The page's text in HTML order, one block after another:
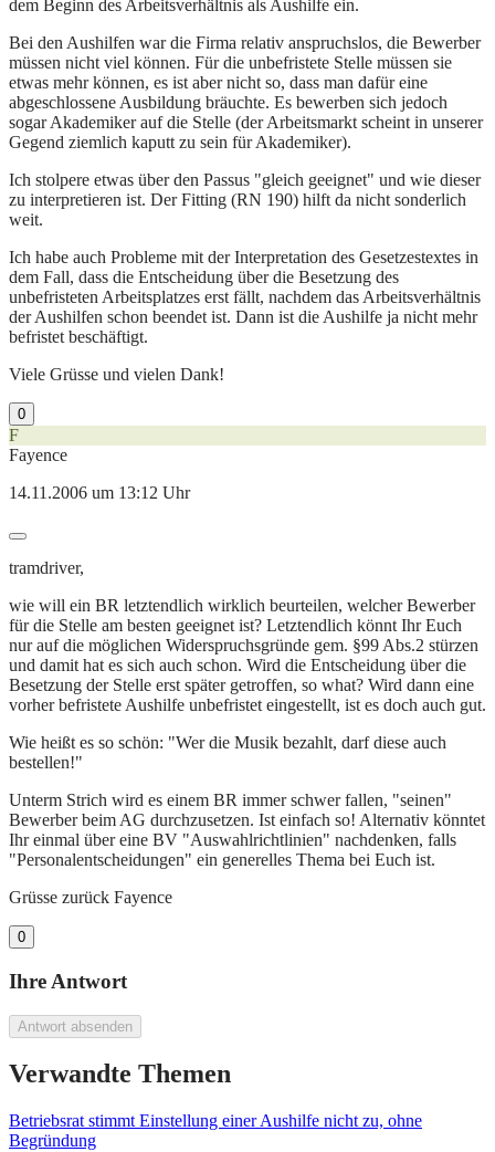
dem Beginn des Arbeitsverhältnis als Aushilfe ein.
Bei den Aushilfen war die Firma relativ anspruchslos, die Bewerber
müssen nicht viel können. Für die unbefristete Stelle müssen sie
etwas mehr können, es ist aber nicht so, dass man dafür eine
abgeschlossene Ausbildung bräuchte. Es bewerben sich jedoch
sogar Akademiker auf die Stelle (der Arbeitsmarkt scheint in unserer
Gegend ziemlich kaputt zu sein für Akademiker).
Ich stolpere etwas über den Passus "gleich geeignet" und wie dieser
zu interpretieren ist. Der Fitting (RN 190) hilft da nicht sonderlich
weit.
Ich habe auch Probleme mit der Interpretation des Gesetzestextes in
dem Fall, dass die Entscheidung über die Besetzung des
unbefristeten Arbeitsplatzes erst fällt, nachdem das Arbeitsverhältnis
der Aushilfen schon beendet ist. Dann ist die Aushilfe ja nicht mehr
befristet beschäftigt.
Viele Grüsse und vielen Dank!
0
F
Fayence
14.11.2006 um 13:12 Uhr
tramdriver,
wie will ein BR letztendlich wirklich beurteilen, welcher Bewerber
für die Stelle am besten geeignet ist? Letztendlich könnt Ihr Euch
nur auf die möglichen Widerspruchsgründe gem. §99 Abs.2 stürzen
und damit hat es sich auch schon. Wird die Entscheidung über die
Besetzung der Stelle erst später getroffen, so what? Wird dann eine
vorher befristete Aushilfe unbefristet eingestellt, ist es doch auch gut.
Wie heißt es so schön: "Wer die Musik bezahlt, darf diese auch
bestellen!"
Unterm Strich wird es einem BR immer schwer fallen, "seinen"
Bewerber beim AG durchzusetzen. Ist einfach so! Alternativ könntet
Ihr einmal über eine BV "Auswahlrichtlinien" nachdenken, falls
"Personalentscheidungen" ein generelles Thema bei Euch ist.
Grüsse zurück Fayence
0
Ihre Antwort
Antwort absenden
Verwandte Themen
Betriebsrat stimmt Einstellung einer Aushilfe nicht zu, ohne
Begründung